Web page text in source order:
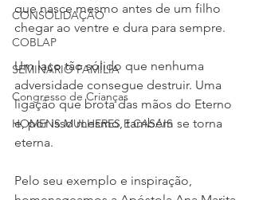
CONSOLIDAÇÃO
COBLAP
SEMINÁRIO FAMÍLIA
Congresso de Crianças
HOMENS MULHERES E CASAIS
que nasce mesmo antes de um filho
chegar ao ventre e dura para sempre.
Um laço tão sólido que nenhuma
adversidade consegue destruir. Uma
ligação que brota das mãos do Eterno
e, por isso mesmo, também se torna
eterna.
Pelo seu exemplo e inspiração,